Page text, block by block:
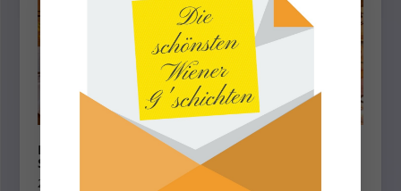
Karl Lentner – Weingut & Heuriger der
Spitzenklasse
29. September 2023